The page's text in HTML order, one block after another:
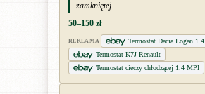
zamkniętej
50–150 zł
REKLAMA
Termostat Dacia Logan 1.4
Termostat K7J Renault
Termostat cieczy chłodzącej 1.4 MPI